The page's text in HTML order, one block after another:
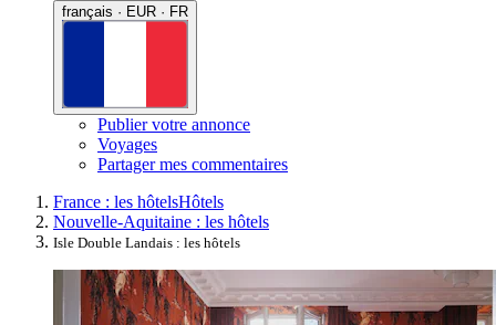
français · EUR · FR
Publier votre annonce
Voyages
Partager mes commentaires
France : les hôtelsHôtels
Nouvelle-Aquitaine : les hôtels
Isle Double Landais : les hôtels